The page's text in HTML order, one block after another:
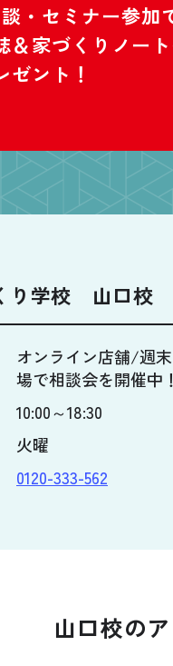
・セミナー参加
＆家づくりノー
ゼント！
り学校 山口校
オンライン店舗/週
場で相談会を開催中！
10:00～18:30
火曜
0120-333-562
山口校の